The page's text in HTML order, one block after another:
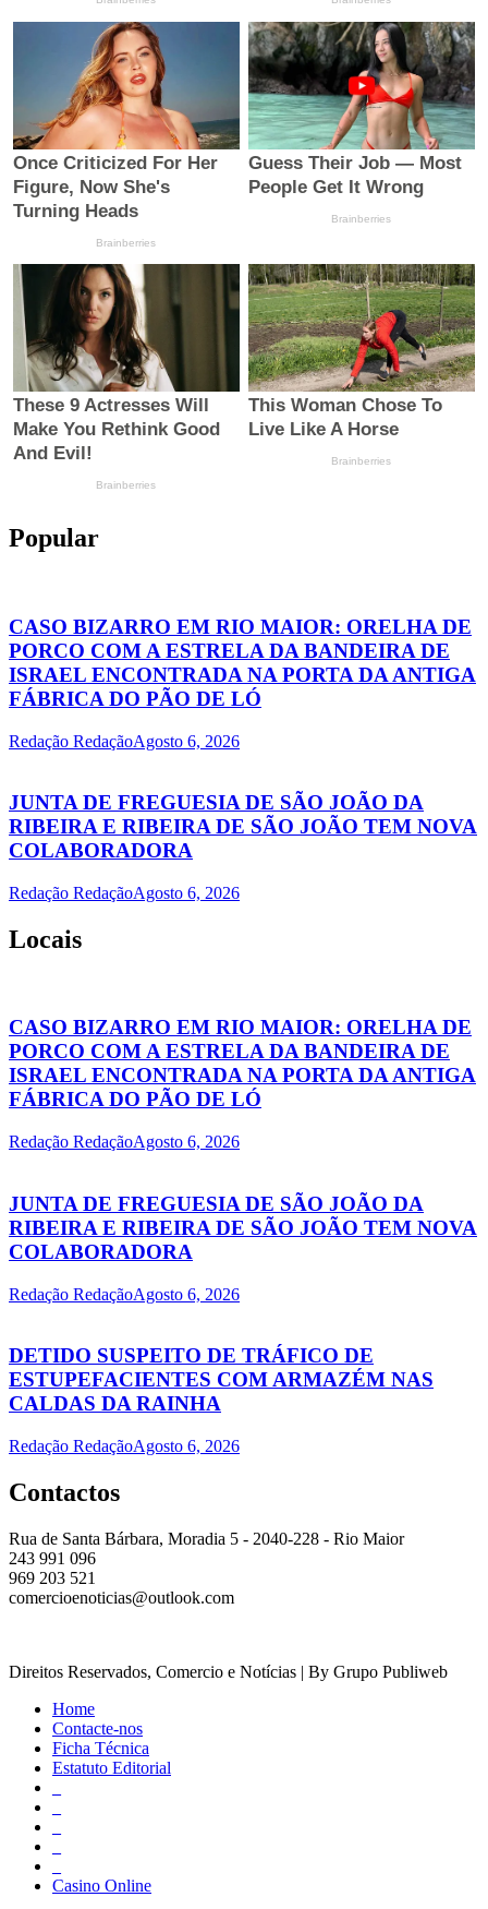
Popular
CASO BIZARRO EM RIO MAIOR: ORELHA DE
PORCO COM A ESTRELA DA BANDEIRA DE
ISRAEL ENCONTRADA NA PORTA DA ANTIGA
FÁBRICA DO PÃO DE LÓ
Redação RedaçãoAgosto 6, 2026
JUNTA DE FREGUESIA DE SÃO JOÃO DA
RIBEIRA E RIBEIRA DE SÃO JOÃO TEM NOVA
COLABORADORA
Redação RedaçãoAgosto 6, 2026
Locais
CASO BIZARRO EM RIO MAIOR: ORELHA DE
PORCO COM A ESTRELA DA BANDEIRA DE
ISRAEL ENCONTRADA NA PORTA DA ANTIGA
FÁBRICA DO PÃO DE LÓ
Redação RedaçãoAgosto 6, 2026
JUNTA DE FREGUESIA DE SÃO JOÃO DA
RIBEIRA E RIBEIRA DE SÃO JOÃO TEM NOVA
COLABORADORA
Redação RedaçãoAgosto 6, 2026
DETIDO SUSPEITO DE TRÁFICO DE
ESTUPEFACIENTES COM ARMAZÉM NAS
CALDAS DA RAINHA
Redação RedaçãoAgosto 6, 2026
Contactos
Rua de Santa Bárbara, Moradia 5 - 2040-228 - Rio Maior
243 991 096
969 203 521
comercioenoticias@outlook.com
Direitos Reservados, Comercio e Notícias | By Grupo Publiweb
Home
Contacte-nos
Ficha Técnica
Estatuto Editorial
Casino Online